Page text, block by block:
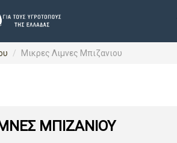
Μικρες Λιμνες Μπιζανιου
ΜΠΙΖΑΝΙΟΥ